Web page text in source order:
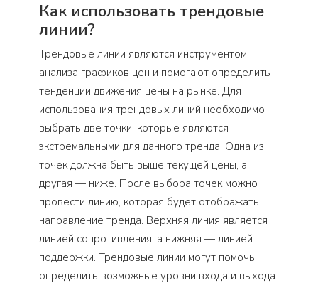
Как использовать трендовые
линии?
Трендовые линии являются инструментом
анализа графиков цен и помогают определить
тенденции движения цены на рынке. Для
использования трендовых линий необходимо
выбрать две точки, которые являются
экстремальными для данного тренда. Одна из
точек должна быть выше текущей цены, а
другая — ниже. После выбора точек можно
провести линию, которая будет отображать
направление тренда. Верхняя линия является
линией сопротивления, а нижняя — линией
поддержки. Трендовые линии могут помочь
определить возможные уровни входа и выхода